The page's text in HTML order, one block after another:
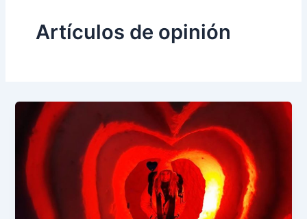
Artículos de opinión